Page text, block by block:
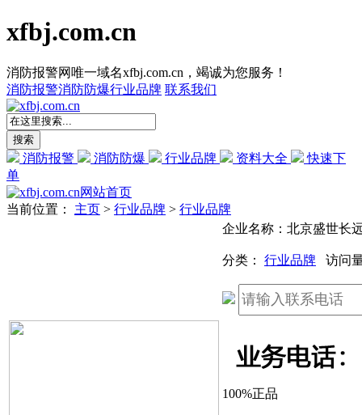
xfbj.com.cn
消防报警网唯一域名xfbj.com.cn，竭诚为您服务！
消防报警消防防爆行业品牌 联系我们
消防报警 消防防爆 行业品牌 资料大全
快速下
单
网站首页
当前位置： 主页 > 行业品牌 > 行业品牌
企业名称：北京盛世长
分类： 行业品牌 访问
100%正品